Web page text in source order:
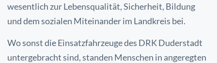
wesentlich zur Lebensqualität, Sicherheit, Bildung
und dem sozialen Miteinander im Landkreis bei.
Wo sonst die Einsatzfahrzeuge des DRK Duderstadt
untergebracht sind, standen Menschen in angeregten